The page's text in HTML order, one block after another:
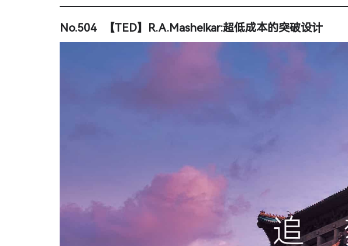
No.504 【TED】R.A.Mashelkar:超低成本的突破设计